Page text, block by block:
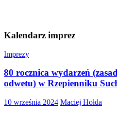
Kalendarz imprez
Imprezy
80 rocznica wydarzeń
odwetu) w Rzepienniku
10 września 2024 Maciej Hołda